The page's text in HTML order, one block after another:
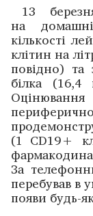
13
на
кількості
клітин на
повідно) та
білка
(1 CD19+
За
перебував в
появи будь-